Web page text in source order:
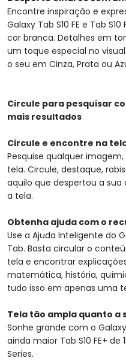
Encontre inspiração e
Galaxy Tab S10 FE e Tab
cor branca. Detalhes em
um toque especial no
o seu em Cinza, Prata ou
Circule para pesquisar
mais resultados
Circule e encontre na
Pesquise qualquer
tela. Circule, destaque,
aquilo que despertou a
a tela.
Obtenha ajuda com o
Use a Ajuda Inteligente do
Tab. Basta circular o
tela e encontrar
matemática, história,
tudo isso em apenas uma
Tela tão ampla quanto a
Sonhe grande com o Galaxy
ainda maior Tab S10 FE+ de
Series.